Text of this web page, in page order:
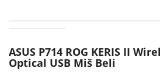
ASUS P714 ROG KERIS II
Optical USB Miš Beli